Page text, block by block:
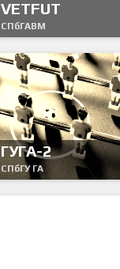
VETFUT
СПбГАВМ
ГУГА-2
СПбГУ ГА